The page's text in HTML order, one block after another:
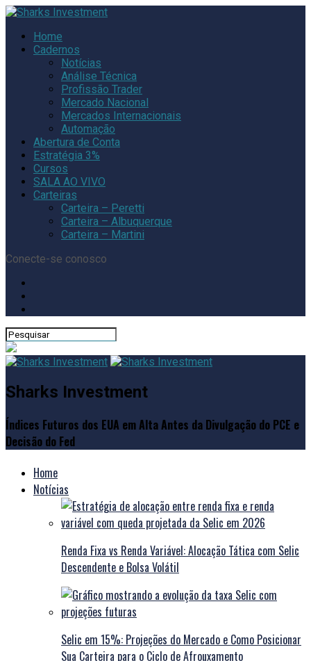
Home
Cadernos
Notícias
Análise Técnica
Profissão Trader
Mercado Nacional
Mercados Internacionais
Automação
Abertura de Conta
Estratégia 3%
Cursos
SALA AO VIVO
Carteiras
Carteira – Peretti
Carteira – Albuquerque
Carteira – Martini
Conecte-se conosco
Sharks Investment
Índices Futuros dos EUA em Alta Antes da Divulgação do PCE e
Decisão do Fed
Home
Notícias
Renda Fixa vs Renda Variável: Alocação Tática com Selic
Descendente e Bolsa Volátil
Selic em 15%: Projeções do Mercado e Como Posicionar
Sua Carteira para o Ciclo de Afrouxamento